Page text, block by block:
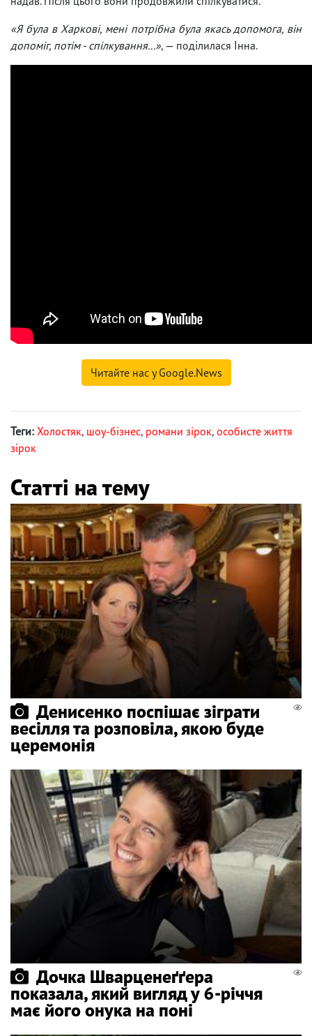
«Я була в Харкові, мені потрібна була якась допомога, він
допоміг, потім - спілкування...», — поділилася Інна.
Читайте нас у Google.News
Теги: Холостяк, шоу-бізнес, романи зірок, особисте життя
зірок
Статті на тему
Денисенко поспішає зіграти
весілля та розповіла, якою буде
церемонія
Дочка Шварценеґґера
показала, який вигляд у 6-річчя
має його онука на поні